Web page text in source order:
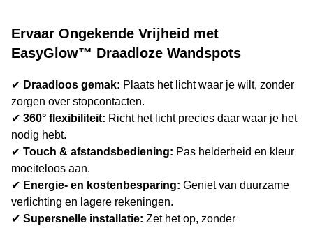
Ervaar Ongekende Vrijheid met
EasyGlow™ Draadloze Wandspots
✔ Draadloos gemak: Plaats het licht waar je wilt, zonder
zorgen over stopcontacten.
✔ 360° flexibiliteit: Richt het licht precies daar waar je het
nodig hebt.
✔ Touch & afstandsbediening: Pas helderheid en kleur
moeiteloos aan.
✔ Energie- en kostenbesparing: Geniet van duurzame
verlichting en lagere rekeningen.
✔ Supersnelle installatie: Zet het op, zonder